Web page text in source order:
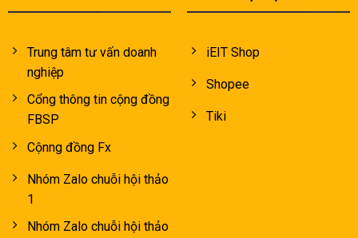
Trung tâm tư vấn doanh
nghiệp
Cổng thông tin cộng đồng
FBSP
Cộnng đồng Fx
Nhóm Zalo chuỗi hội thảo
1
Nhóm Zalo chuỗi hội thảo
iEIT Shop
Shopee
Tiki